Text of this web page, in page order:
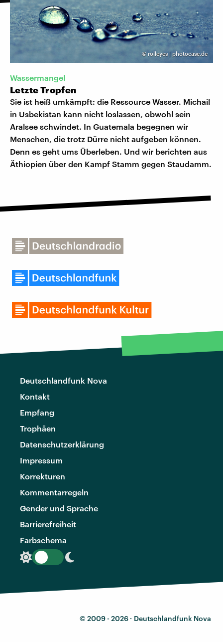
© rolleyes | photocase.de
Wassermangel
Letzte Tropfen
Sie ist heiß umkämpft: die Ressource Wasser. Michail
in Usbekistan kann nicht loslassen, obwohl sein
Aralsee schwindet. In Guatemala begegnen wir
Menschen, die trotz Dürre nicht aufgeben können.
Denn es geht ums Überleben. Und wir berichten aus
Äthiopien über den Kampf Stamm gegen Staudamm.
Deutschlandfunk Nova
Kontakt
Empfang
Trophäen
Datenschutzerklärung
Impressum
Korrekturen
Kommentarregeln
Gender und Sprache
Barrierefreiheit
Farbschema
© 2009 - 2026 · Deutschlandfunk Nova